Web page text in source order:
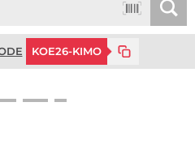
KOE26-KIMO